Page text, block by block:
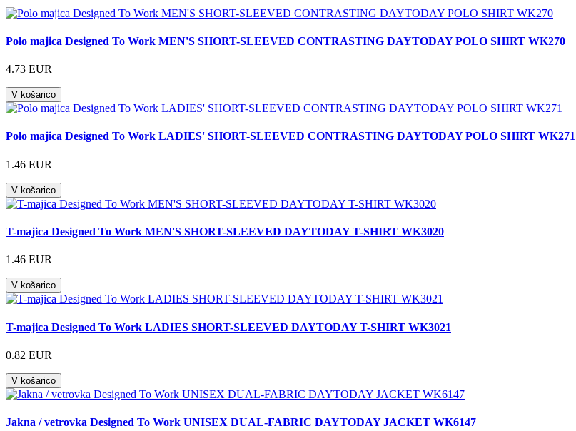
Polo majica Designed To Work MEN'S SHORT-SLEEVED CONTRASTING DAYTODAY POLO SHIRT WK270
4.73 EUR
V košarico
Polo majica Designed To Work LADIES' SHORT-SLEEVED CONTRASTING DAYTODAY POLO SHIRT WK271
1.46 EUR
V košarico
T-majica Designed To Work MEN'S SHORT-SLEEVED DAYTODAY T-SHIRT WK3020
1.46 EUR
V košarico
T-majica Designed To Work LADIES SHORT-SLEEVED DAYTODAY T-SHIRT WK3021
0.82 EUR
V košarico
Jakna / vetrovka Designed To Work UNISEX DUAL-FABRIC DAYTODAY JACKET WK6147